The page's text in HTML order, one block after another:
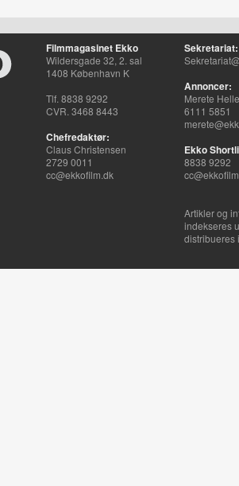
Filmmagasinet Ekko
Wildersgade 32, 2. sal
1408 København K
Tlf. 8838 9292
CVR. 3468 8443
Chefredaktør:
Claus Christensen
2729 0011
cc@ekkofilm.dk
Sekretariat:
Annoncer:
Merete
6111 5851
Ekko
8838 9292
Artikler og
indekseres
distribueres